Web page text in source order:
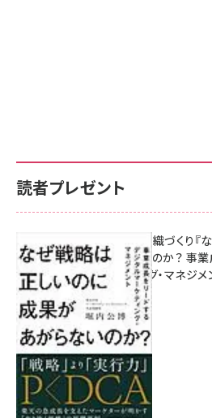
読者プレゼント
成果を生む組織づくり
があがらないのか？ 事
マーケティング・マネジ
8月7日 10:00